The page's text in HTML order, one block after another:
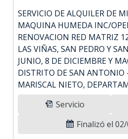
SERVICIO DE ALQUILER DE
MAQUINA HUMEDA INC/
RENOVACION RED MATRIZ
LAS VIÑAS, SAN PEDRO Y
JUNIO, 8 DE DICIEMBRE Y
DISTRITO DE SAN ANTONIO
MARISCAL NIETO,
Servicio
Finalizó el